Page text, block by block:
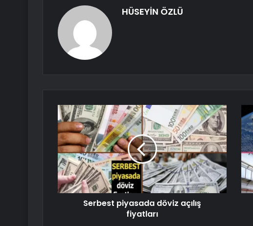
HÜSEYİN ÖZLÜ
Serbest piyasada döviz açılış
fiyatları